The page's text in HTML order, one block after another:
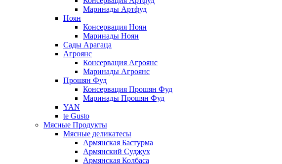
Маринады Артфуд
Ноян
Консервация Ноян
Маринады Ноян
Сады Арагаца
Агроянс
Консервация Агроянс
Маринады Агроянс
Прошян Фуд
Консервация Прошян Фуд
Маринады Прошян Фуд
YAN
te Gusto
Мясные Продукты
Мясные деликатесы
Армянская Бастурма
Армянский Суджух
Армянская Колбаса